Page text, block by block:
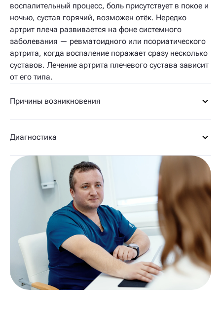
воспалительный процесс, боль присутствует в покое и
ночью, сустав горячий, возможен отёк. Нередко
артрит плеча развивается на фоне системного
заболевания — ревматоидного или псориатического
артрита, когда воспаление поражает сразу несколько
суставов. Лечение артрита плечевого сустава зависит
от его типа.
Причины возникновения
Диагностика